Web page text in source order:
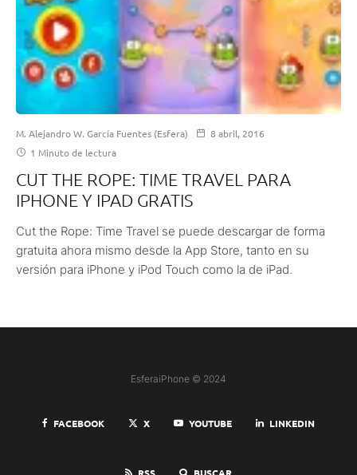
M. Alejandro W. García Fuentes (Esfera)
8 abril, 2016
1 Minuto de lectura
CUT THE ROPE: TIME TRAVEL PARA
IPHONE Y IPAD GRATIS
Cut the Rope: Time Travel se puede descargar de forma
gratuita ahora mismo desde la App Store, tanto en su
versión para iPhone y iPod Touch como la de iPad.
EsferaiPhone © 2024
FACEBOOK X YOUTUBE LINKEDIN
RSS BUSCAR